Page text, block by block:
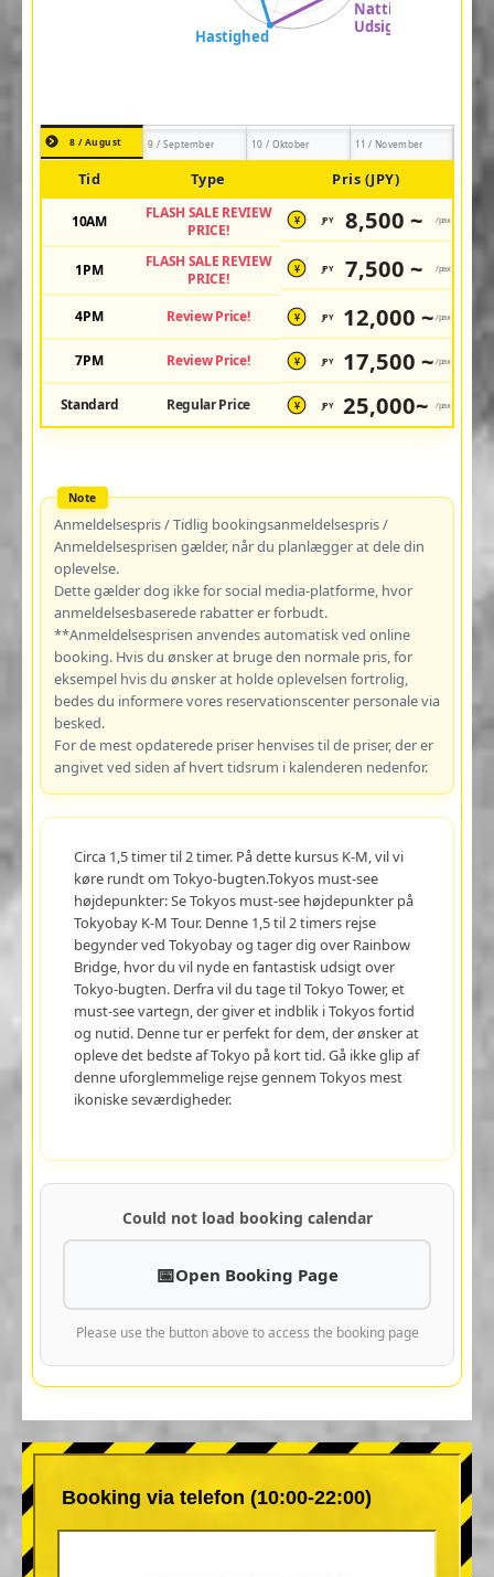
8 / August 9 / September 10 / Oktober 11 / November
Tid Type Pris (JPY)
10AM
FLASH SALE REVIEW
PRICE!
¥ JPY 8,500 ~ /pax
1PM
FLASH SALE REVIEW
PRICE!
¥ JPY 7,500 ~ /pax
4PM Review Price! ¥ JPY 12,000 ~ /pax
7PM Review Price! ¥ JPY 17,500 ~ /pax
Standard Regular Price ¥ JPY 25,000~ /pax
Anmeldelsespris / Tidlig bookingsanmeldelsespris /
Anmeldelsesprisen gælder, når du planlægger at dele din
oplevelse.
Dette gælder dog ikke for social media-platforme, hvor
anmeldelsesbaserede rabatter er forbudt.
**Anmeldelsesprisen anvendes automatisk ved online
booking. Hvis du ønsker at bruge den normale pris, for
eksempel hvis du ønsker at holde oplevelsen fortrolig,
bedes du informere vores reservationscenter personale via
besked.
For de mest opdaterede priser henvises til de priser, der er
angivet ved siden af hvert tidsrum i kalenderen nedenfor.
Circa 1,5 timer til 2 timer. På dette kursus K-M, vil vi
køre rundt om Tokyo-bugten.Tokyos must-see
højdepunkter: Se Tokyos must-see højdepunkter på
Tokyobay K-M Tour. Denne 1,5 til 2 timers rejse
begynder ved Tokyobay og tager dig over Rainbow
Bridge, hvor du vil nyde en fantastisk udsigt over
Tokyo-bugten. Derfra vil du tage til Tokyo Tower, et
must-see vartegn, der giver et indblik i Tokyos fortid
og nutid. Denne tur er perfekt for dem, der ønsker at
opleve det bedste af Tokyo på kort tid. Gå ikke glip af
denne uforglemmelige rejse gennem Tokyos mest
ikoniske seværdigheder.
Could not load booking calendar
Open Booking Page
Please use the button above to access the booking page
Booking via telefon (10:00-22:00)